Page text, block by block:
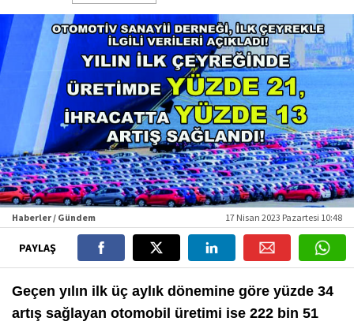
Haberler / Gündem 17 Nisan 2023 Pazartesi 10:48
PAYLAŞ
Geçen yılın ilk üç aylık dönemine göre yüzde 34
artış sağlayan otomobil üretimi ise 222 bin 51